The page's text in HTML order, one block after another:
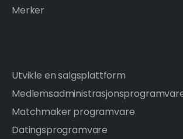
Merker
Utvikle en salgsplattform
Matchmaker programvare
Datingsprogramvare